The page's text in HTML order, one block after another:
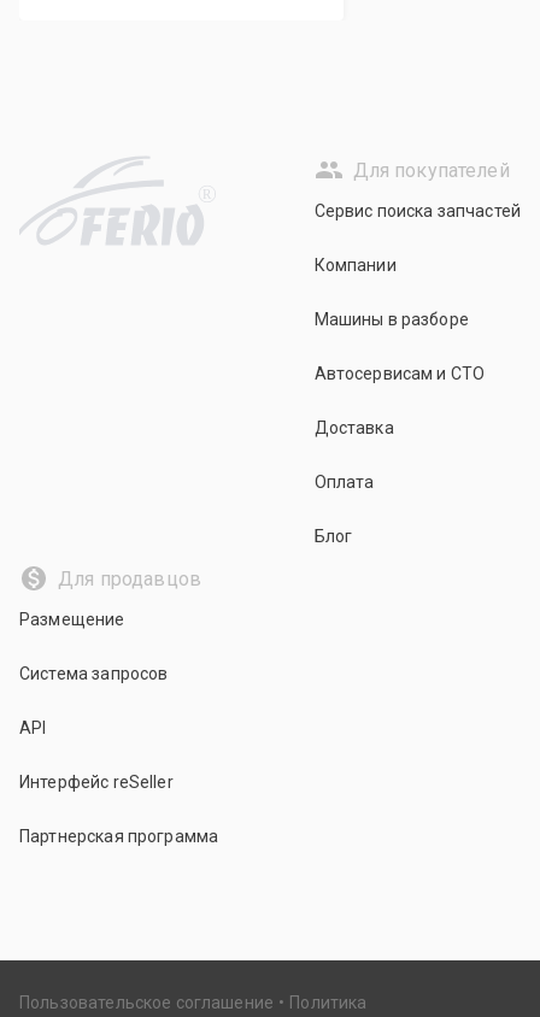
R
Для покупателей
Сервис поиска запчастей
Компании
Машины в разборе
Автосервисам и СТО
Доставка
Оплата
Блог
Для продавцов
Размещение
Система запросов
API
Интерфейс reSeller
Партнерская программа
Пользовательское соглашение Политика